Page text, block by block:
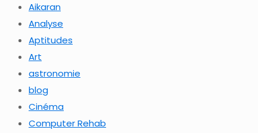
Aikaran
Analyse
Aptitudes
Art
astronomie
blog
Cinéma
Computer Rehab